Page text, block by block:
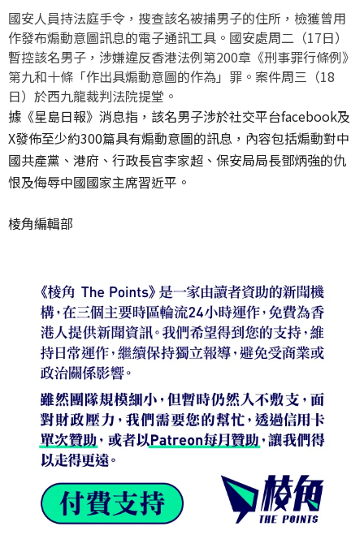
國安人員持法庭手令，搜查該名被捕男子的住所，檢獲曾用
作發布煽動意圖訊息的電子通訊工具。國安處周二（17日）
暫控該名男子，涉嫌違反香港法例第200章《刑事罪行條例》
第九和十條「作出具煽動意圖的作為」罪。案件周三（18
日）於西九龍裁判法院提堂。
據《星島日報》消息指，該名男子涉於社交平台facebook及
X發佈至少約300篇具有煽動意圖的訊息，內容包括煽動對中
國共產黨、港府、行政長官李家超、保安局局長鄧炳強的仇
恨及侮辱中國國家主席習近平。
棱角編輯部